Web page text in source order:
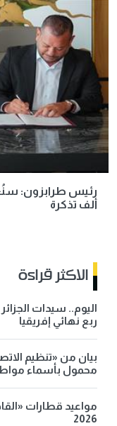
ألف تذكرة
الاكثر قراءة
اليوم.. سيدات
ربع نهائي إفريقيا
بيان من «تنظيم
محمول بأسماء
2026